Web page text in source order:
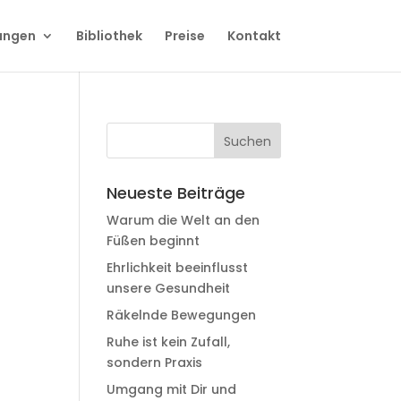
Bibliothek Preise Kontakt
Neueste Beiträge
Warum die Welt an den
Füßen beginnt
Ehrlichkeit beeinflusst
unsere Gesundheit
Räkelnde Bewegungen
Ruhe ist kein Zufall,
sondern Praxis
Umgang mit Dir und